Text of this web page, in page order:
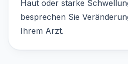
Haut oder starke
besprechen Sie
Ihrem Arzt.